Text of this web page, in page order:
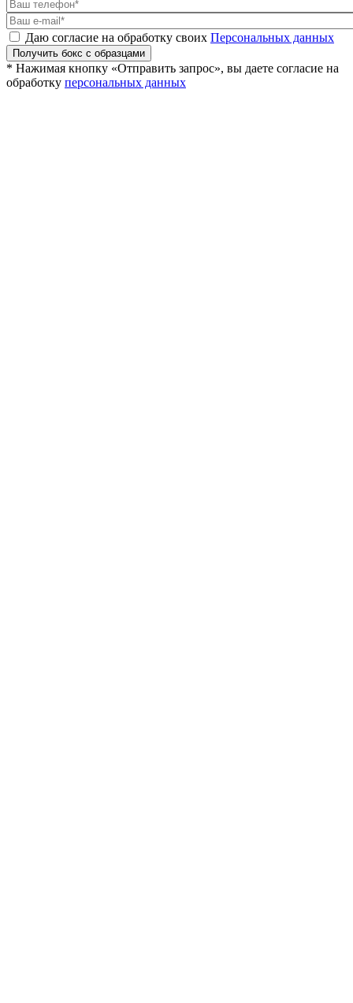
Даю согласие на обработку своих Персональных данных
Получить бокс с образцами
* Нажимая кнопку «Отправить запрос», вы даете согласие на
обработку персональных данных